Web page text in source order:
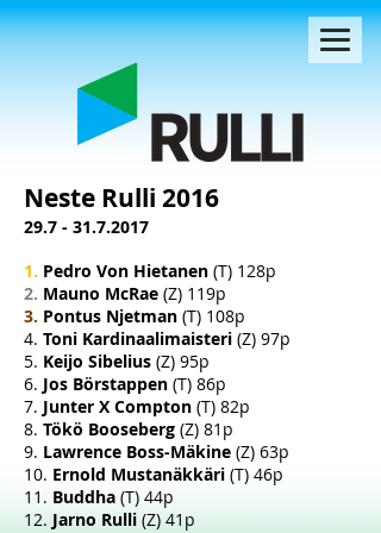
Neste Rulli 2016
29.7 - 31.7.2017
1. Pedro Von Hietanen (T) 128p
2. Mauno McRae (Z) 119p
3. Pontus Njetman (T) 108p
4. Toni Kardinaalimaisteri (Z) 97p
5. Keijo Sibelius (Z) 95p
6. Jos Börstappen (T) 86p
7. Junter X Compton (T) 82p
8. Tökö Booseberg (Z) 81p
9. Lawrence Boss-Mäkine (Z) 63p
10. Ernold Mustanäkkäri (T) 46p
11. Buddha (T) 44p
12. Jarno Rulli (Z) 41p